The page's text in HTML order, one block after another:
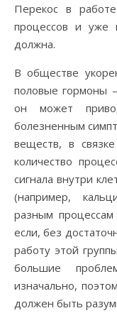
Перекос в
процессов и уже
должна.
В обществе
половые гормоны
он может
болезненным
веществ, в
количество
сигнала внутри
(например,
разным
если, без
работу этой
большие
изначально,
должен быть